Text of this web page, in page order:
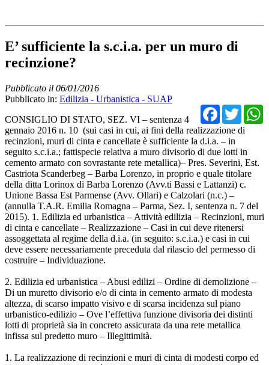
E’ sufficiente la s.c.i.a. per un muro di
recinzione?
Pubblicato il 06/01/2016
Pubblicato in: Edilizia - Urbanistica - SUAP
CONSIGLIO DI STATO, SEZ. VI – sentenza 4
gennaio 2016 n. 10 (sui casi in cui, ai fini della realizzazione di
recinzioni, muri di cinta e cancellate è sufficiente la d.i.a. – in
seguito s.c.i.a.; fattispecie relativa a muro divisorio di due lotti in
cemento armato con sovrastante rete metallica)– Pres. Severini, Est.
Castriota Scanderbeg – Barba Lorenzo, in proprio e quale titolare
della ditta Lorinox di Barba Lorenzo (Avv.ti Bassi e Lattanzi) c.
Unione Bassa Est Parmense (Avv. Ollari) e Calzolari (n.c.) –
(annulla T.A.R. Emilia Romagna – Parma, Sez. I, sentenza n. 7 del
2015). 1. Edilizia ed urbanistica – Attività edilizia – Recinzioni, muri
di cinta e cancellate – Realizzazione – Casi in cui deve ritenersi
assoggettata al regime della d.i.a. (in seguito: s.c.i.a.) e casi in cui
deve essere necessariamente preceduta dal rilascio del permesso di
costruire – Individuazione.
2. Edilizia ed urbanistica – Abusi edilizi – Ordine di demolizione –
Di un muretto divisorio e/o di cinta in cemento armato di modesta
altezza, di scarso impatto visivo e di scarsa incidenza sul piano
urbanistico-edilizio – Ove l’effettiva funzione divisoria dei distinti
lotti di proprietà sia in concreto assicurata da una rete metallica
infissa sul predetto muro – Illegittimità.
1. La realizzazione di recinzioni e muri di cinta di modesti corpo ed